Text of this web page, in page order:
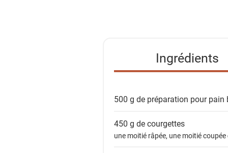
Ingrédients
500 g de préparation pour pain
450 g decourgettes
une moitié râpée, une moitié